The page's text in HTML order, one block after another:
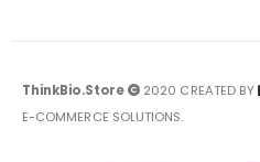
ThinkBio.Store 2020 CREATED BY
E-COMMERCE SOLUTIONS.